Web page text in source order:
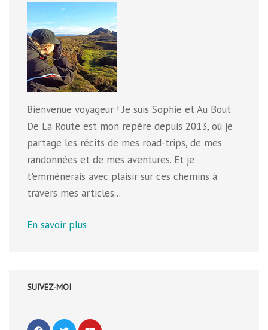
Bienvenue voyageur ! Je suis Sophie et Au Bout
De La Route est mon repère depuis 2013, où je
partage les récits de mes road-trips, de mes
randonnées et de mes aventures. Et je
t'emmènerais avec plaisir sur ces chemins à
travers mes articles...
En savoir plus
SUIVEZ-MOI